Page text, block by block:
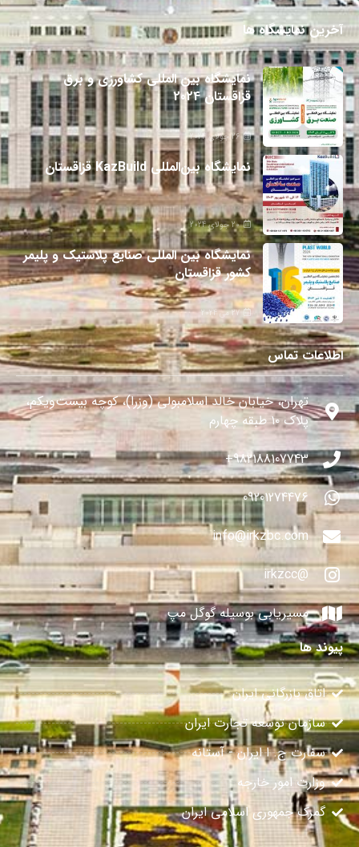
آخرین نمایشگاه ها
نمایشگاه بین المللی کشاورزی و برق
قزاقستان 2024
26 جولای 2024
نمایشگاه بین‌المللی KazBuild قزاقستان
20 جولای 2024
نمایشگاه بین المللی صنایع پلاستیک و پلیمر
کشور قزاقستان
27 می 2024
اطلاعات تماس
تهران، خیابان خالد اسلامبولی (وزرا)، کوچه بیست‌ویکم،
پلاک ۱۰ طبقه چهارم
982188107743+
09201274476
info@irkzbc.com
@irkzcc
مسیریابی بوسیله گوگل مپ
پیوند ها
اتاق بازرگانی ایران
سازمان توسعه تجارت ایران
سفارت ج. ا ایران - آستانه
وزارت امور خارجه
گمرک جمهوری اسلامی ایران